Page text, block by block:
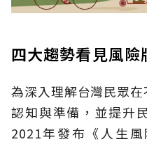
四大趨勢看見風險
為深入理解台灣民眾
認知與準備，並提升
2021年發布《人生